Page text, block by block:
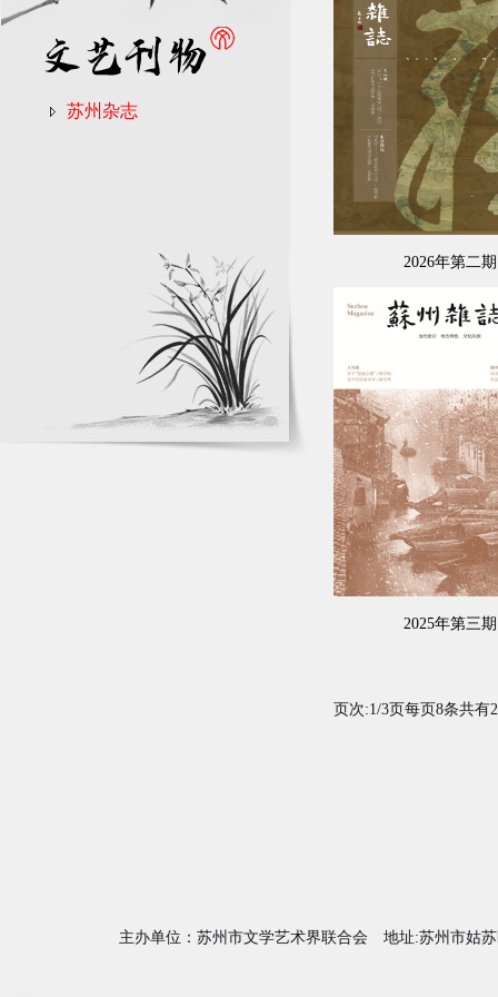
苏州杂志
2026年第二期
2025年第三期
页次:1/3页每页8条共有
主办单位：苏州市文学艺术界联合会 地址:苏州市姑